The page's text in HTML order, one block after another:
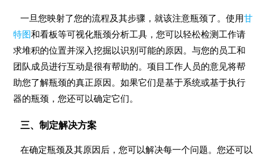
一旦您映射了您的流程及其步骤，就该注意瓶颈了。使用甘
特图和看板等可视化瓶颈分析工具，您可以轻松检测工作请
求堆积的位置并深入挖掘以识别可能的原因。与您的员工和
团队成员进行互动是很有帮助的。项目工作人员的意见将帮
助您了解瓶颈的真正原因。如果它们是基于系统或基于执行
器的瓶颈，您还可以确定它们。
三、制定解决方案
在确定瓶颈及其原因后，您可以解决每一个问题。您还可以